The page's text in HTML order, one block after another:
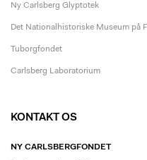
Ny Carlsberg Glyptotek
Det Nationalhistoriske Museum på
Tuborgfondet
Carlsberg Laboratorium
KONTAKT OS
NY CARLSBERGFONDET